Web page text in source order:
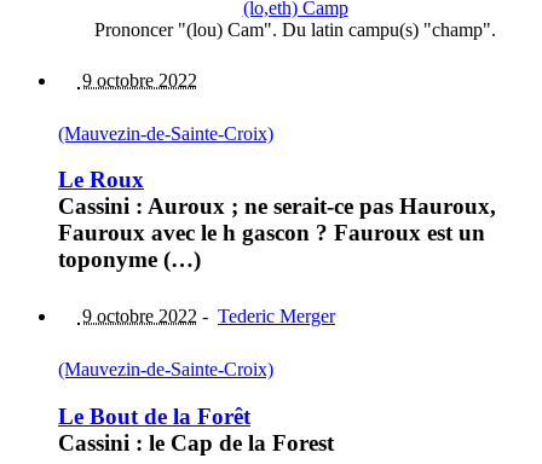
(lo,eth) Camp
Prononcer "(lou) Cam". Du latin campu(s) "champ".
9 octobre 2022
(Mauvezin-de-Sainte-Croix)
Le Roux
Cassini : Auroux ; ne serait-ce pas Hauroux,
Fauroux avec le h gascon ? Fauroux est un
toponyme (…)
9 octobre 2022 - Tederic Merger
(Mauvezin-de-Sainte-Croix)
Le Bout de la Forêt
Cassini : le Cap de la Forest